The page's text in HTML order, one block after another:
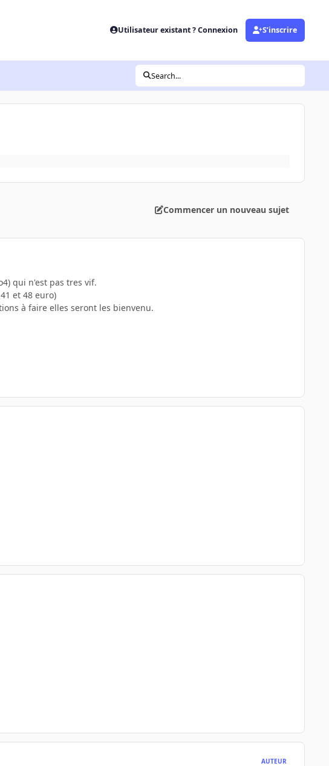
Utilisateur existant ? Connexion S’inscrire
Search...
Commencer un nouveau sujet
qui n'est pas tres vif.
et 48 euro)
à faire elles seront les bienvenu.
AUTEUR